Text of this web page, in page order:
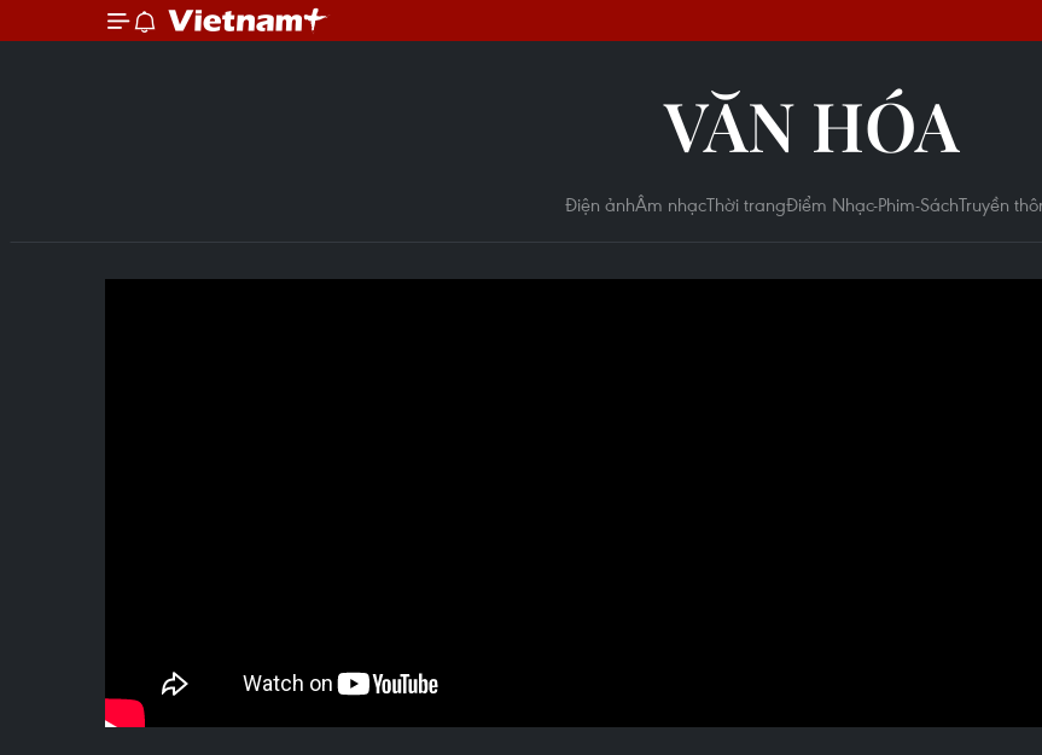
VĂN HÓA
Điện ảnhÂm nhạcThời trangĐiểm Nhạc-Phim-SáchTruyền